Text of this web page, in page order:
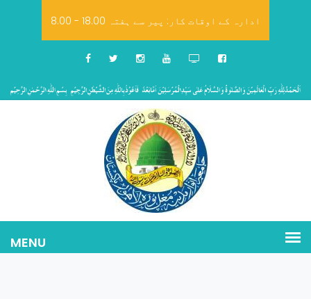
8.00 - 18.00 ادارہ کے اوقات کار: پیر سے ہفتہ